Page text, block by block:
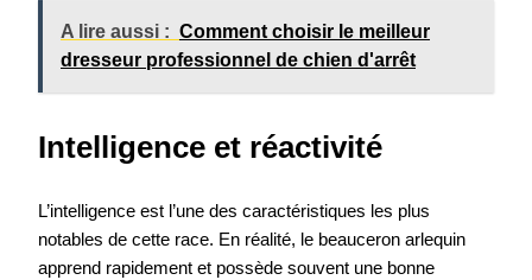
A lire aussi : Comment choisir le meilleur
dresseur professionnel de chien d'arrêt
Intelligence et réactivité
L’intelligence est l’une des caractéristiques les plus
notables de cette race. En réalité, le beauceron arlequin
apprend rapidement et possède souvent une bonne